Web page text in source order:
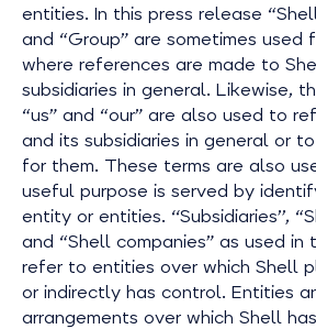
entities. In this press release
and “Group” are sometimes used
where references are made to
subsidiaries in general. Likewise,
“us” and “our” are also used to
and its subsidiaries in general or
for them. These terms are also
useful purpose is served by
entity or entities. ‘‘Subsidiaries’’,
and “Shell companies” as used in
refer to entities over which Shell
or indirectly has control. Entities
arrangements over which Shell